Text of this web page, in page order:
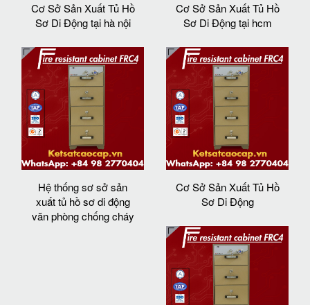
Cơ Sở Sản Xuất Tủ Hồ
Sơ Di Động tại hà nội
Cơ Sở Sản Xuất Tủ Hồ
Sơ Di Động tại hcm
Hệ thống sơ sở sản
xuất tủ hồ sơ di động
văn phòng chống cháy
Cơ Sở Sản Xuất Tủ Hồ
Sơ Di Động